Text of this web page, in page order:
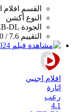
القسم
النوع أكشن
الجودة DL
التقييم 7.6 / 10
افلام اجنبي
اثارة
رعب
4.1